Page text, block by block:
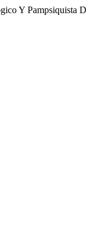
Y Pampsiquista